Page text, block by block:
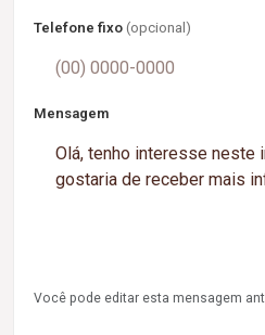
Telefone fixo (opcional)
Mensagem
Você pode editar esta mensagem